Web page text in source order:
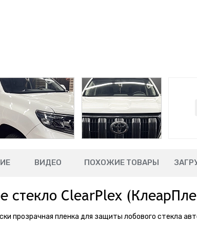
ВИДЕО ПОХОЖИЕ ТОВАРЫ
стекло ClearPlex
прозрачная пленка для защиты лобового стекла